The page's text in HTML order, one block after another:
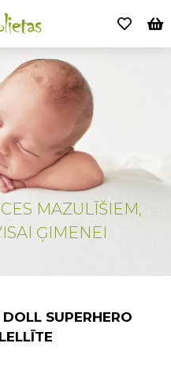
MAZULĪŠIEM,
ĢIMENEI
SUPERHERO